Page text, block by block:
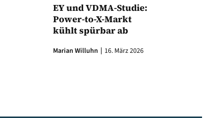
EY und VDMA-Studie:
Power-to-X-Markt
kühlt spürbar ab
Marian Willuhn 16. März 2026